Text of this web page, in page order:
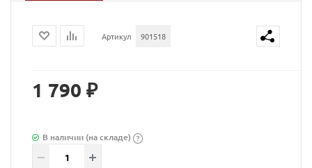
Артикул 901518
1 790 ₽
В наличии (на складе) ?